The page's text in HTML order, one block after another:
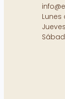
Lunes